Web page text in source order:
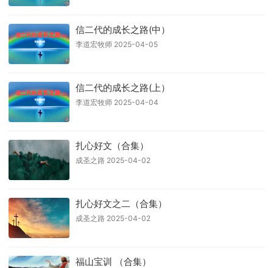
信二代的成长之路(中）
李道宏牧师 2025-04-05
信二代的成长之路(上）
李道宏牧师 2025-04-04
扎心好文（合集）
成圣之路 2025-04-02
扎心好文之二（合集）
成圣之路 2025-04-02
福山宝训 （合集）